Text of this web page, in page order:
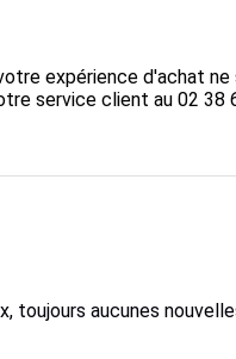
expérience d'achat
service client au 02 38
toujours aucunes